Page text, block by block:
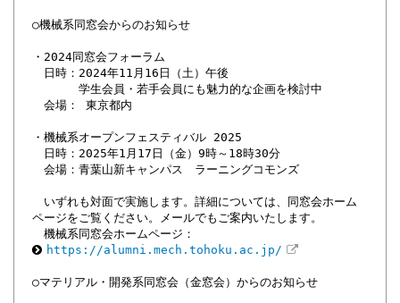
○機械系同窓会からのお知らせ
・2024同窓会フォーラム
日時：2024年11月16日（土）午後
学生会員・若手会員にも魅力的な企画を検討中
会場： 東京都内
・機械系オープンフェスティバル 2025
日時：2025年1月17日（金）9時～18時30分
会場：青葉山新キャンパス ラーニングコモンズ
いずれも対面で実施します。詳細については、同窓会ホーム
ページをご覧ください。メールでもご案内いたします。
機械系同窓会ホームページ：
https://alumni.mech.tohoku.ac.jp/
○マテリアル・開発系同窓会（金窓会）からのお知らせ